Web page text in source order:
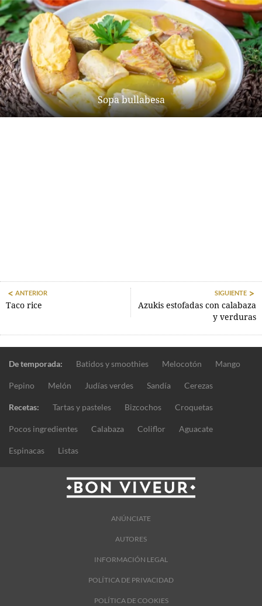
Sopa bullabesa
ANTERIOR
Taco rice
SIGUIENTE
Azukis estofadas con calabaza
y verduras
De temporada: Batidos y smoothies Melocotón Mango
Pepino Melón Judías verdes Sandía Cerezas
Recetas: Tartas y pasteles Bizcochos Croquetas
Pocos ingredientes Calabaza Coliflor Aguacate
Espinacas Listas
ANÚNCIATE
AUTORES
INFORMACIÓN LEGAL
POLÍTICA DE PRIVACIDAD
POLÍTICA DE COOKIES